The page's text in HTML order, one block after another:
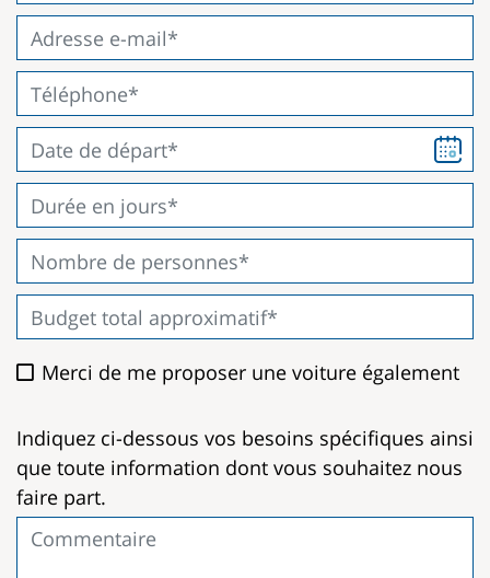
Merci de me proposer une voiture également
Indiquez ci-dessous vos besoins spécifiques ainsi
que toute information dont vous souhaitez nous
faire part.